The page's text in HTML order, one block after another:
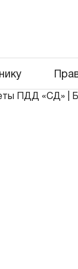
ПДД «СД»